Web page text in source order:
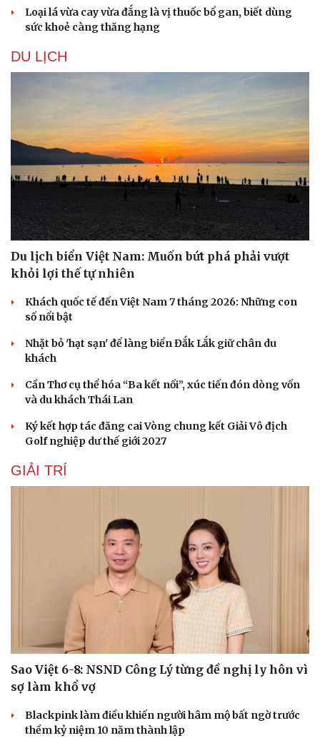
Tư vấn
check-in
Câu chuyện thời sự
Cửa sổ tình yêu
Loại lá vừa cay vừa đắng là vị thuốc bổ gan, biết dùng
sức khoẻ càng thăng hạng
DU LỊCH
Du lịch biển Việt Nam: Muốn bứt phá phải vượt
khỏi lợi thế tự nhiên
Khách quốc tế đến Việt Nam 7 tháng 2026: Những con
số nổi bật
Nhặt bỏ 'hạt sạn' để làng biển Đắk Lắk giữ chân du
khách
Cần Thơ cụ thể hóa “Ba kết nối”, xúc tiến đón dòng vốn
và du khách Thái Lan
Ký kết hợp tác đăng cai Vòng chung kết Giải Vô địch
Golf nghiệp dư thế giới 2027
GIẢI TRÍ
Sao Việt 6-8: NSND Công Lý từng đề nghị ly hôn vì
sợ làm khổ vợ
Blackpink làm điều khiến người hâm mộ bất ngờ trước
thềm kỷ niệm 10 năm thành lập